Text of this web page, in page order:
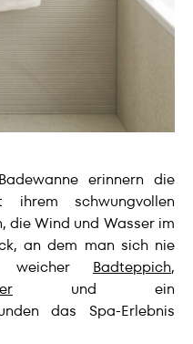
erinnern die
ihrem schwungvollen
die Wind und Wasser im
an dem man sich nie
weicher Badteppich,
und ein
das Spa-Erlebnis